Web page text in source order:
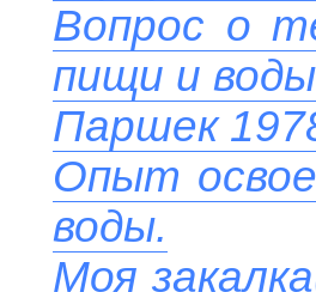
Вопрос о
пищи и воды
Паршек
Опыт
воды.
Моя